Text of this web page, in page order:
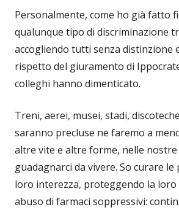
Personalmente, come ho già fatto
qualunque tipo di discriminazione
accogliendo tutti senza distinzione
rispetto del giuramento di
colleghi hanno dimenticato.
Treni, aerei, musei, stadi,
saranno precluse ne faremo a
altre vite e altre forme, nelle
guadagnarci da vivere. So curare le
loro interezza, proteggendo la loro
abuso di farmaci soppressivi: